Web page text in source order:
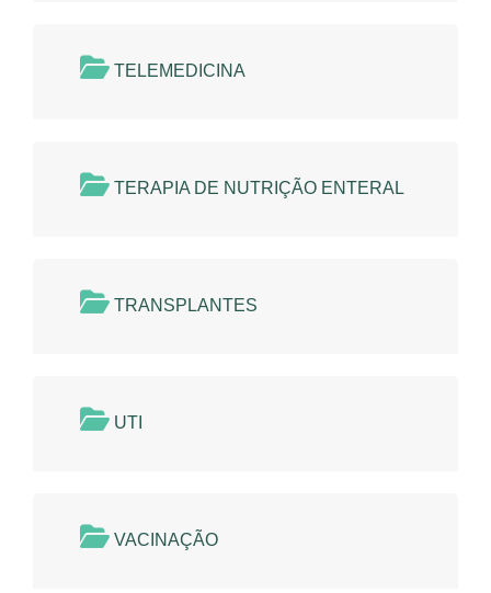
TELEMEDICINA
TERAPIA DE NUTRIÇÃO ENTERAL
TRANSPLANTES
UTI
VACINAÇÃO